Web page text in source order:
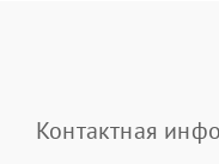
Контактная